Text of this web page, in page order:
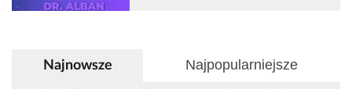
Najnowsze Najpopularniejsze